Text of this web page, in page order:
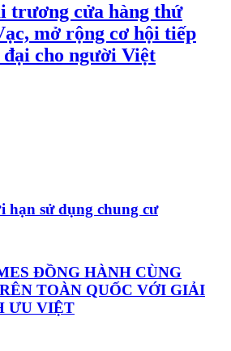
cửa hàng thứ
mở rộng cơ hội tiếp
cho người Việt
hạn sử dụng chung cư
ĐỒNG HÀNH CÙNG
TOÀN QUỐC VỚI GIẢI
ƯU VIỆT